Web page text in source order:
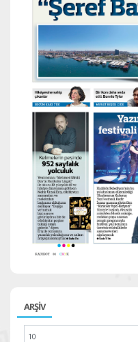
ARŞİV